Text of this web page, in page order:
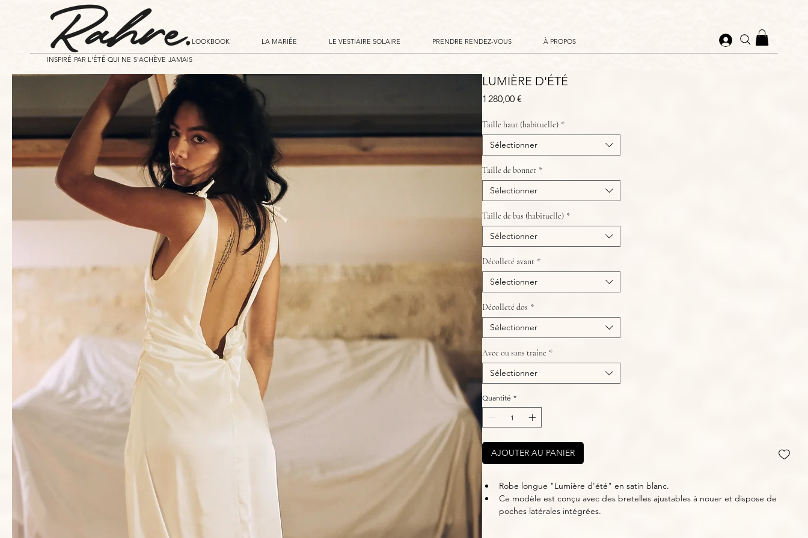
INSPIRÉ PAR L'ÉTÉ QUI NE S'ACHÈVE JAMAIS
LOOKBOOK LA MARIÉE LE VESTIAIRE SOLAIRE PRENDRE RENDEZ-VOUS À PROPOS
LUMIÈRE D'ÉTÉ
1 280,00 €
Taille haut (habituelle) *
Sélectionner
Taille de bonnet *
Sélectionner
Taille de bas (habituelle) *
Sélectionner
Décolleté avant *
Sélectionner
Décolleté dos *
Sélectionner
Avec ou sans traîne *
Sélectionner
Quantité *
AJOUTER AU PANIER
Robe longue "Lumière d'été" en satin blanc.
Ce modèle est conçu avec des bretelles ajustables à nouer et dispose de
poches latérales intégrées.